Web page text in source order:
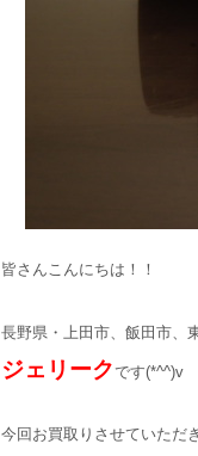
皆さんこんにちは！！
長野県・上田市、飯田市、
ジェリークです(*^^)v
今回お買取りさせていただ